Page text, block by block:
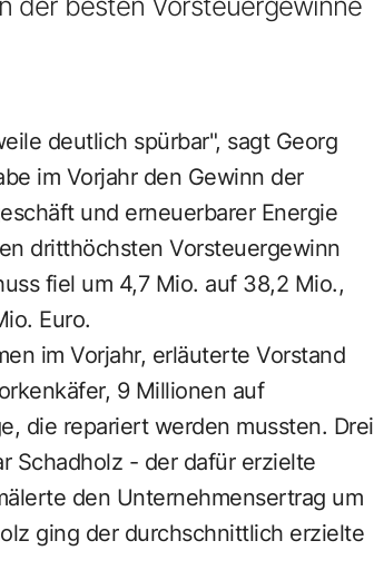
deutlich spürbar", sagt Georg
im Vorjahr den Gewinn der
und erneuerbarer Energie
dritthöchsten Vorsteuergewinn
fiel um 4,7 Mio. auf 38,2 Mio.,
Euro.
im Vorjahr, erläuterte Vorstand
9 Millionen auf
die repariert werden mussten. Drei
Schadholz - der dafür erzielte
den Unternehmensertrag um
ging der durchschnittlich erzielte